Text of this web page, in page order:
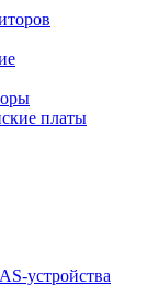
платы
устройства